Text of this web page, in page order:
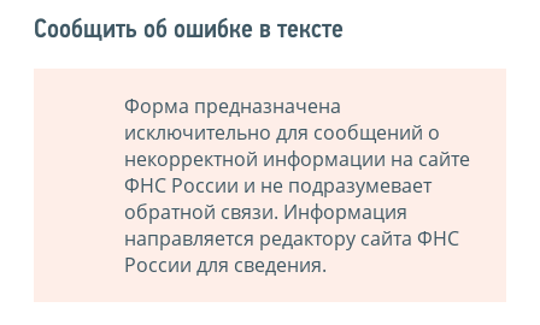
Сообщить об ошибке в тексте
Форма предназначена
исключительно для сообщений о
некорректной информации на сайте
ФНС России и не подразумевает
обратной связи. Информация
направляется редактору сайта ФНС
России для сведения.